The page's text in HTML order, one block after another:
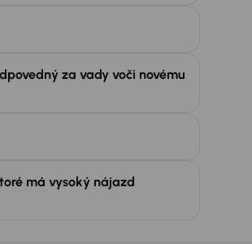
za vady voči novému
má vysoký nájazd